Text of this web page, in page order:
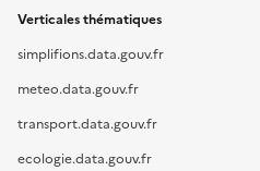
Verticales thématiques
simplifions.data.gouv.fr
meteo.data.gouv.fr
transport.data.gouv.fr
ecologie.data.gouv.fr